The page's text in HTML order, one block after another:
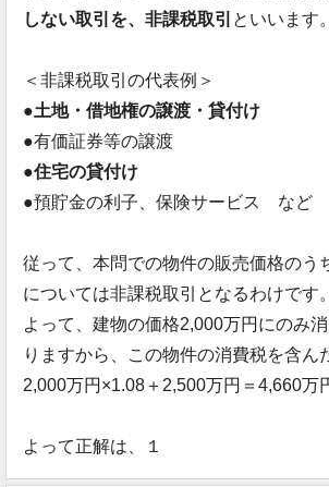
しない取引を、非課税取引 といいます。
＜非課税取引の代表例＞
●土地・借地権の譲渡・貸付け
●有価証券等の譲渡
●住宅の貸付け
●預貯金の利子、保険サービス など
従って、本問での物件の販売価格のう
については非課税取引となるわけです。
よって、建物の価格2,000万円にのみ
りますから、この物件の消費税を含ん
2,000万円×1.08＋2,500万円＝4,660万
よって正解は、１